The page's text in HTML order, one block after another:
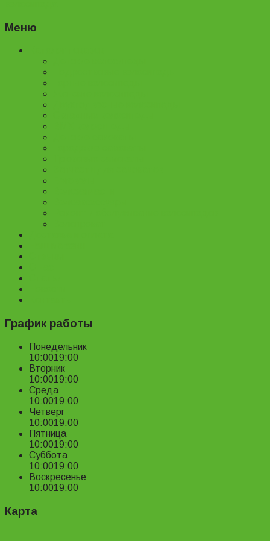
Меню
График работы
Понедельник
10:0019:00
Вторник
10:0019:00
Среда
10:0019:00
Четверг
10:0019:00
Пятница
10:0019:00
Суббота
10:0019:00
Воскресенье
10:0019:00
Карта